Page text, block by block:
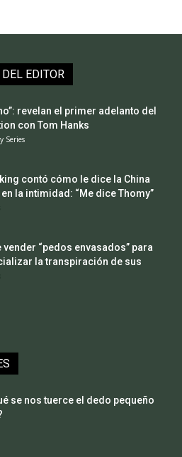
EDITOR
revelan el primer adelanto del
con Tom Hanks
Series
contó cómo le dice la China
la intimidad: “Me dice Thomy”
vender “pedos envasados” para
la transpiración de sus
se nos tuerce el dedo pequeño